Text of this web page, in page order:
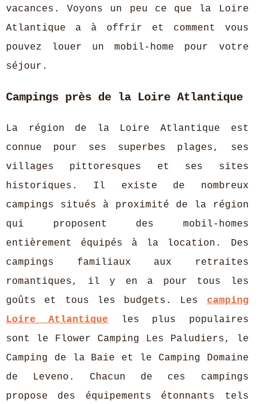
vacances. Voyons un peu ce que la Loire
Atlantique a à offrir et comment vous
pouvez louer un mobil-home pour votre
séjour.
Campings près de la Loire Atlantique
La région de la Loire Atlantique est
connue pour ses superbes plages, ses
villages pittoresques et ses sites
historiques. Il existe de nombreux
campings situés à proximité de la région
qui proposent des mobil-homes
entièrement équipés à la location. Des
campings familiaux aux retraites
romantiques, il y en a pour tous les
goûts et tous les budgets. Les camping
Loire Atlantique
les plus populaires
sont le Flower Camping Les Paludiers, le
Camping de la Baie et le Camping Domaine
de Leveno. Chacun de ces campings
propose des équipements étonnants tels